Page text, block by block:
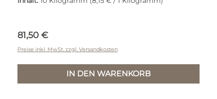
Regulärer Preis:
81,50 €
Preise inkl. MwSt. zzgl. Versandkosten
IN DEN WARENKORB